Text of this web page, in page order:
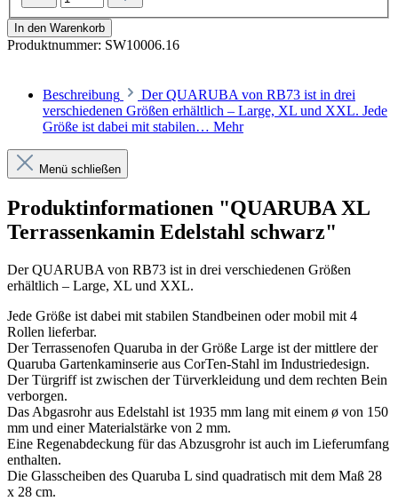
In den Warenkorb
Produktnummer: SW10006.16
Beschreibung
Der QUARUBA von RB73 ist in drei
verschiedenen Größen erhältlich – Large, XL und XXL. Jede
Größe ist dabei mit stabilen… Mehr
Menü schließen
Produktinformationen "QUARUBA XL
Terrassenkamin Edelstahl schwarz"
Der QUARUBA von RB73 ist in drei verschiedenen Größen
erhältlich – Large, XL und XXL.
Jede Größe ist dabei mit stabilen Standbeinen oder mobil mit 4
Rollen lieferbar.
Der Terrassenofen Quaruba in der Größe Large ist der mittlere der
Quaruba Gartenkaminserie aus CorTen-Stahl im Industriedesign.
Der Türgriff ist zwischen der Türverkleidung und dem rechten Bein
verborgen.
Das Abgasrohr aus Edelstahl ist 1935 mm lang mit einem ø von 150
mm und einer Materialstärke von 2 mm.
Eine Regenabdeckung für das Abzusgrohr ist auch im Lieferumfang
enthalten.
Die Glasscheiben des Quaruba L sind quadratisch mit dem Maß 28
x 28 cm.